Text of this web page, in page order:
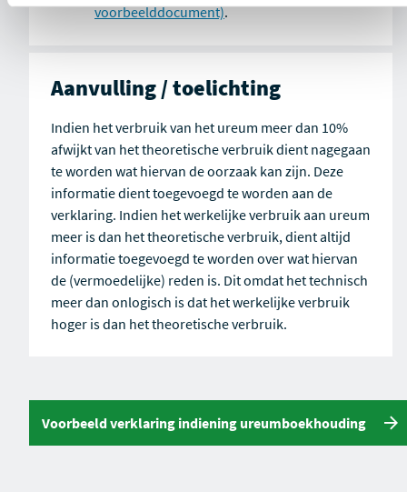
voorbeelddocument).
Aanvulling / toelichting
Indien het verbruik van het ureum meer dan 10%
afwijkt van het theoretische verbruik dient nagegaan
te worden wat hiervan de oorzaak kan zijn. Deze
informatie dient toegevoegd te worden aan de
verklaring. Indien het werkelijke verbruik aan ureum
meer is dan het theoretische verbruik, dient altijd
informatie toegevoegd te worden over wat hiervan
de (vermoedelijke) reden is. Dit omdat het technisch
meer dan onlogisch is dat het werkelijke verbruik
hoger is dan het theoretische verbruik.
Voorbeeld verklaring indiening ureumboekhouding